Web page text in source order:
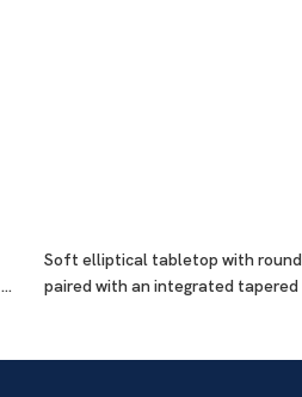
Soft elliptical tabletop with
paired with an integrated